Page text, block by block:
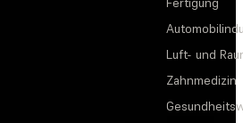
Luft- und
Zahnmedizin